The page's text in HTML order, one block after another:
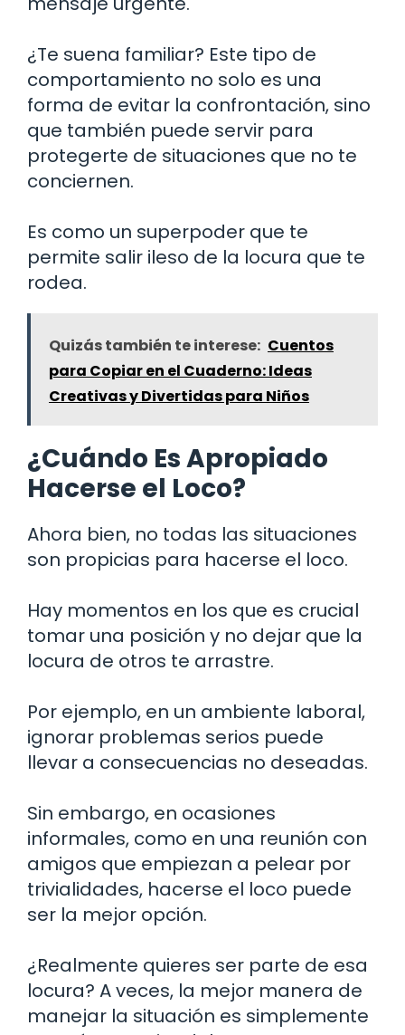
¿Te suena familiar? Este tipo de
comportamiento no solo es una
forma de evitar la confrontación, sino
que también puede servir para
protegerte de situaciones que no te
conciernen.
Es como un superpoder que te
permite salir ileso de la locura que te
rodea.
Quizás también te interese: Cuentos
para Copiar en el Cuaderno: Ideas
Creativas y Divertidas para Niños
¿Cuándo Es Apropiado
Hacerse el Loco?
Ahora bien, no todas las situaciones
son propicias para hacerse el loco.
Hay momentos en los que es crucial
tomar una posición y no dejar que la
locura de otros te arrastre.
Por ejemplo, en un ambiente laboral,
ignorar problemas serios puede
llevar a consecuencias no deseadas.
Sin embargo, en ocasiones
informales, como en una reunión con
amigos que empiezan a pelear por
trivialidades, hacerse el loco puede
ser la mejor opción.
¿Realmente quieres ser parte de esa
locura? A veces, la mejor manera de
manejar la situación es simplemente